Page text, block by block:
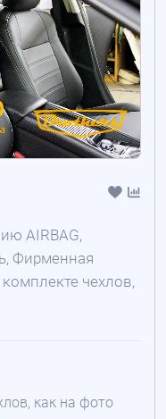
AIRBAG,
Фирменная
чехлов,
как на фото